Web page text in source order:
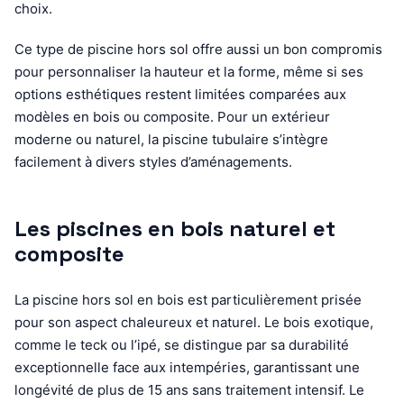
choix.
Ce type de piscine hors sol offre aussi un bon compromis
pour personnaliser la hauteur et la forme, même si ses
options esthétiques restent limitées comparées aux
modèles en bois ou composite. Pour un extérieur
moderne ou naturel, la piscine tubulaire s’intègre
facilement à divers styles d’aménagements.
Les piscines en bois naturel et
composite
La piscine hors sol en bois est particulièrement prisée
pour son aspect chaleureux et naturel. Le bois exotique,
comme le teck ou l’ipé, se distingue par sa durabilité
exceptionnelle face aux intempéries, garantissant une
longévité de plus de 15 ans sans traitement intensif. Le